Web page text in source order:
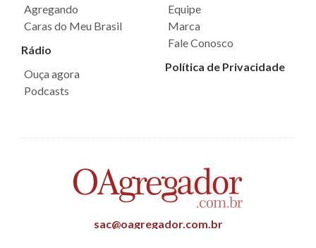
Agregando
Caras do Meu Brasil
Rádio
Ouça agora
Podcasts
Equipe
Marca
Fale Conosco
Política de Privacidade
sac@oagregador.com.br